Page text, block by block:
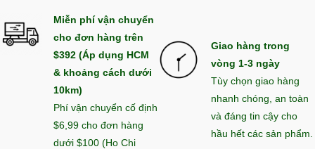
Miễn phí vận chuyển
cho đơn hàng trên
$392 (Áp dụng HCM
& khoảng cách dưới
10km)
Phí vận chuyển cố định
$6,99 cho đơn hàng
dưới $100 (Ho Chi
Giao hàng trong
vòng 1-3 ngày
Tùy chọn giao hàng
nhanh chóng, an toàn
và đáng tin cậy cho
hầu hết các sản phẩm.